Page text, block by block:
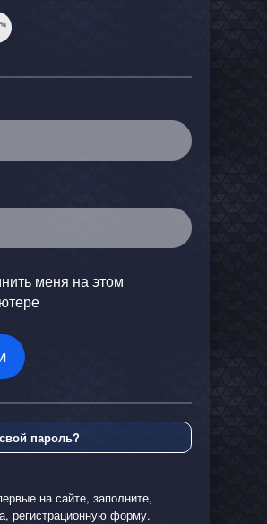
меня на этом
пароль?
на сайте, заполните,
регистрационную форму.